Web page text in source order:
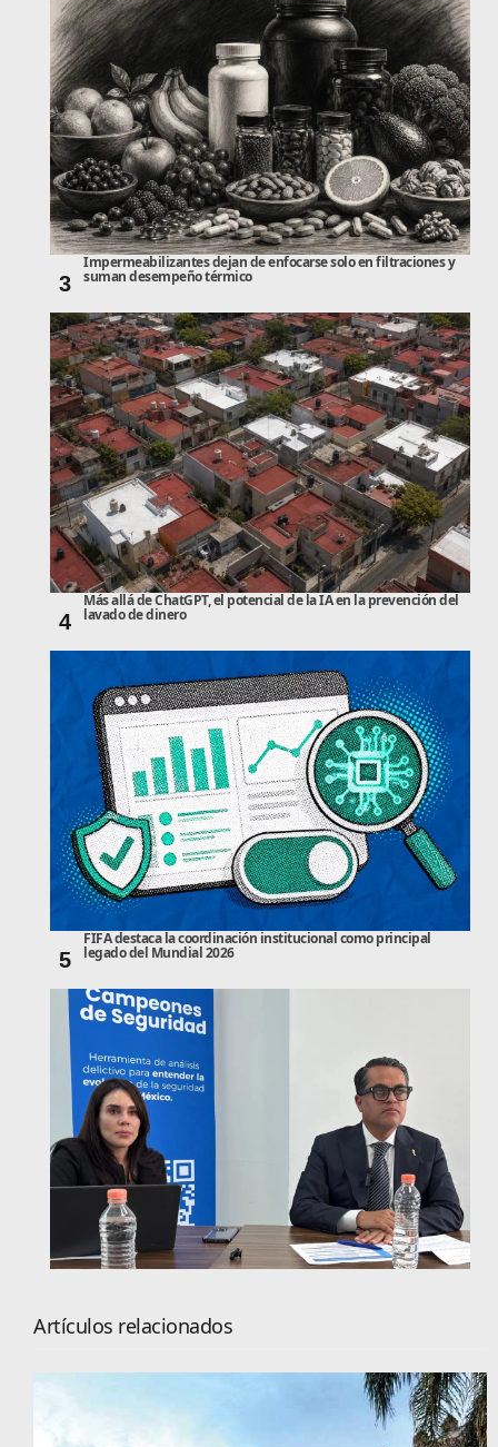
3
Impermeabilizantes dejan de enfocarse solo en filtraciones y
suman desempeño térmico
4
Más allá de ChatGPT, el potencial de la IA en la prevención del
lavado de dinero
5
FIFA destaca la coordinación institucional como principal
legado del Mundial 2026
Artículos relacionados